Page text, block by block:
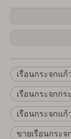
เรือนกระจกแก้
เรือนกระจกก
เรือนกระจกแ
ขายเรือนกระจ